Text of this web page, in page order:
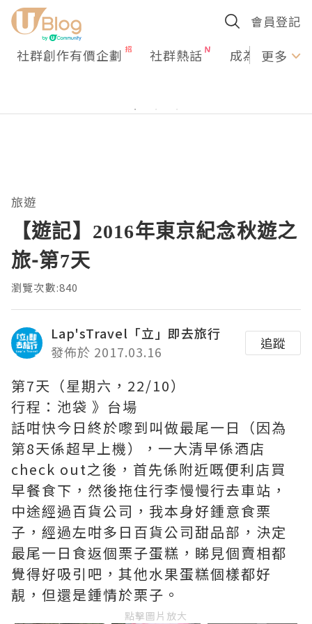
會員登記
社群創作有價企劃 社群熱話 成為U更多
旅遊
【遊記】2016年東京紀念秋遊之
旅-第7天
瀏覽次數:840
Lap'sTravel「立」即去旅行
發佈於 2017.03.16
追蹤
第7天（星期六，22/10）
行程：池袋 》台場
話咁快今日終於嚟到叫做最尾一日（因為
第8天係超早上機），一大清早係酒店
check out之後，首先係附近嘅便利店買
早餐食下，然後拖住行李慢慢行去車站，
中途經過百貨公司，我本身好鍾意食栗
子，經過左咁多日百貨公司甜品部，決定
最尾一日食返個栗子蛋糕，睇見個賣相都
覺得好吸引吧，其他水果蛋糕個樣都好
靚，但還是鍾情於栗子。
點擊圖片放大